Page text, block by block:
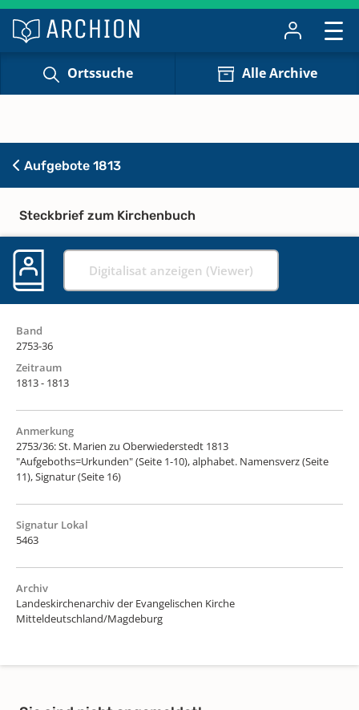
Ortssuche Alle Archive
Aufgebote 1813
Steckbrief zum Kirchenbuch
Digitalisat anzeigen (Viewer)
Band
2753-36
Zeitraum
1813 - 1813
Anmerkung
2753/36: St. Marien zu Oberwiederstedt 1813
"Aufgeboths=Urkunden" (Seite 1-10), alphabet. Namensverz (Seite
11), Signatur (Seite 16)
Signatur Lokal
5463
Archiv
Landeskirchenarchiv der Evangelischen Kirche
Mitteldeutschland/Magdeburg